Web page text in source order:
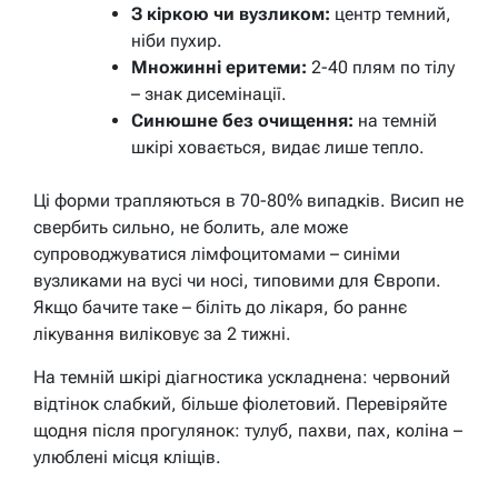
З кіркою чи вузликом: центр темний,
ніби пухир.
Множинні еритеми: 2-40 плям по тілу
– знак дисемінації.
Синюшне без очищення: на темній
шкірі ховається, видає лише тепло.
Ці форми трапляються в 70-80% випадків. Висип не
свербить сильно, не болить, але може
супроводжуватися лімфоцитомами – синіми
вузликами на вусі чи носі, типовими для Європи.
Якщо бачите таке – біліть до лікаря, бо раннє
лікування виліковує за 2 тижні.
На темній шкірі діагностика ускладнена: червоний
відтінок слабкий, більше фіолетовий. Перевіряйте
щодня після прогулянок: тулуб, пахви, пах, коліна –
улюблені місця кліщів.